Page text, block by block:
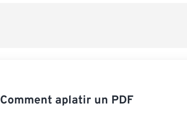
Comment aplatir un PDF